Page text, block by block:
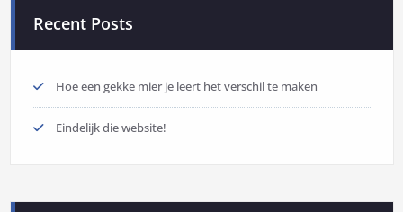
Recent Posts
Hoe een gekke mier je leert het verschil te maken
Eindelijk die website!